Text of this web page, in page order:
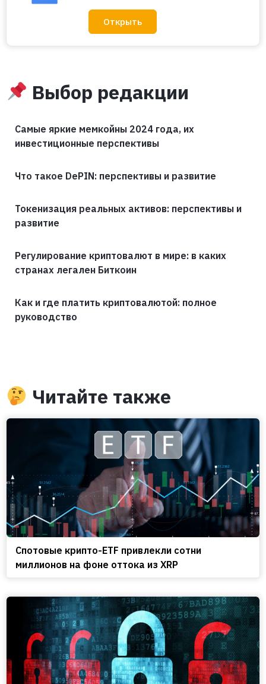
Открыть
Выбор редакции
Самые яркие мемкойны 2024 года, их
инвестиционные перспективы
Что такое DePIN: перспективы и развитие
Токенизация реальных активов: перспективы и
развитие
Регулирование криптовалют в мире: в каких
странах легален Биткоин
Как и где платить криптовалютой: полное
руководство
Читайте также
Спотовые крипто-ETF привлекли сотни
миллионов на фоне оттока из XRP